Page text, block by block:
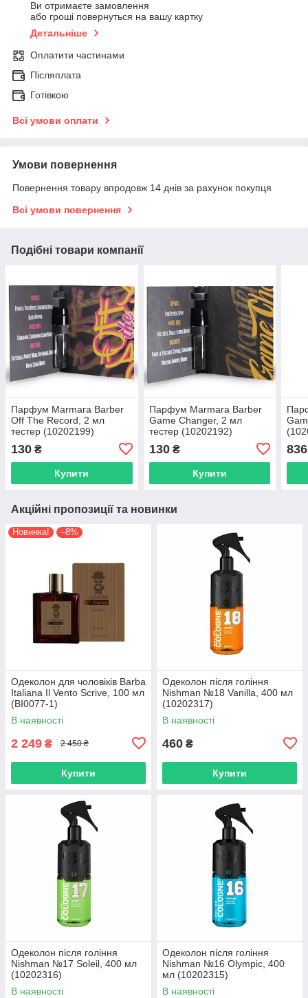
Ви отримаєте замовлення
або гроші повернуться на вашу картку
Детальніше
Оплатити частинами
Післяплата
Готівкою
Всі умови оплати
Умови повернення
Повернення товару впродовж 14 днів за рахунок покупця
Всі умови повернення
Подібні товари компанії
Парфум Marmara Barber
Off The Record, 2 мл
тестер (10202199)
130 ₴
Купити
Парфум Marmara Barber
Game Changer, 2 мл
тестер (10202192)
130₴
Купити
836
Акційні пропозиції та новинки
Новинка! –8%
Одеколон для чоловіків Barba
Italiana Il Vento Scrive, 100 мл
(BI0077-1)
В наявності
2 249 ₴ 2 450 ₴
Купити
Одеколон після гоління
Nishman №18 Vanilla, 400 мл
(10202317)
В наявності
460 ₴
Купити
Одеколон після гоління
Nishman №17 Soleil, 400 мл
(10202316)
В наявності
Одеколон після гоління
Nishman №16 Olympic, 400
мл (10202315)
В наявності